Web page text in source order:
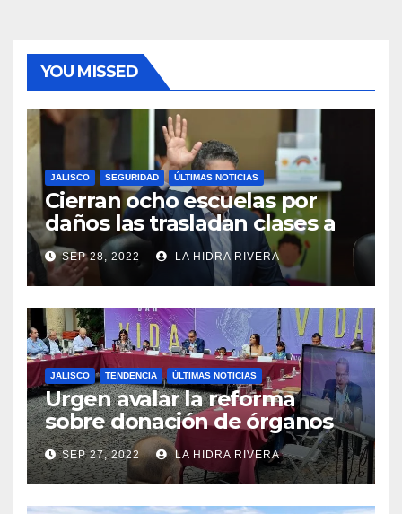
YOU MISSED
JALISCO SEGURIDAD ÚLTIMAS NOTICIAS
Cierran ocho escuelas por
daños las trasladan clases a
sedes alternas.
SEP 28, 2022 LA HIDRA RIVERA
JALISCO TENDENCIA ÚLTIMAS NOTICIAS
Urgen avalar la reforma
sobre donación de órganos
en Jalisco.
SEP 27, 2022 LA HIDRA RIVERA